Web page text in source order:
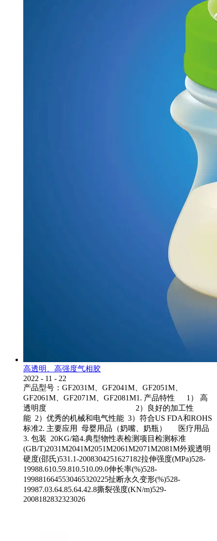
高透明、高强度气相胶
2022 - 11 - 22
产品型号：GF2031M、GF2041M、GF2051M、
GF2061M、GF2071M、GF2081M1. 产品特性 1） 高
透明度 2）良好的加工性
能 2）优秀的机械和电气性能 3）符合US FDA和ROHS
标准2. 主要应用 母婴用品（奶嘴、奶瓶） 医疗用品
3. 包装 20KG/箱4.典型物性表检测项目检测标准
(GB/T)2031M2041M2051M2061M2071M2081M外观透明
硬度(邵氏)531.1-2008304251627182拉伸强度(MPa)528-
19988.610.59.810.510.09.0伸长率(%)528-
1998816645530465320225扯断永久变形(%)528-
19987.03.64.85.64.42.8撕裂强度(KN/m)529-
2008182832323026